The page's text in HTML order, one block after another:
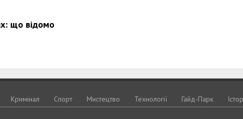
що відомо
Кримiнал Спорт Мистецтво Технологiї Гайд-Парк